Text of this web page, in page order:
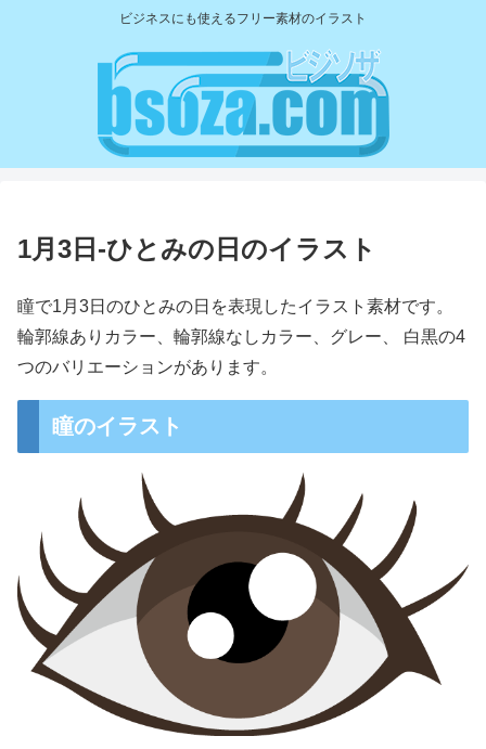
ビジネスにも使えるフリー素材のイラスト
1月3日-ひとみの日のイラスト
瞳で1月3日のひとみの日を表現したイラスト素材です。
輪郭線ありカラー、輪郭線なしカラー、グレー、 白黒の4
つのバリエーションがあります。
瞳のイラスト